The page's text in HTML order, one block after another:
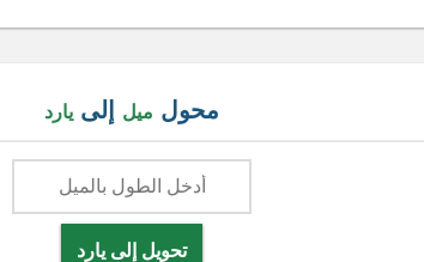
محول ميل إلى يارد
تحويل إلى يارد